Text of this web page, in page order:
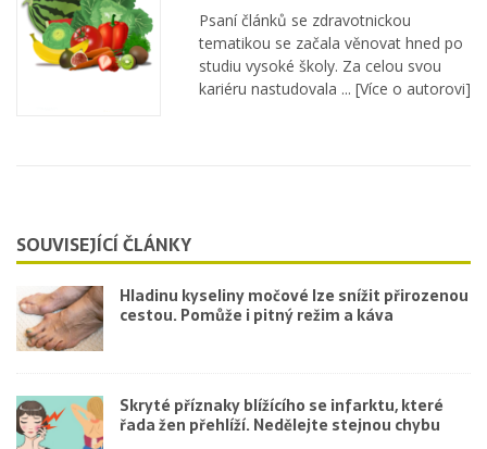
Psaní článků se zdravotnickou
tematikou se začala věnovat hned po
studiu vysoké školy. Za celou svou
kariéru nastudovala ... [Více o autorovi]
SOUVISEJÍCÍ ČLÁNKY
Hladinu kyseliny močové lze snížit přirozenou
cestou. Pomůže i pitný režim a káva
Skryté příznaky blížícího se infarktu, které
řada žen přehlíží. Nedělejte stejnou chybu